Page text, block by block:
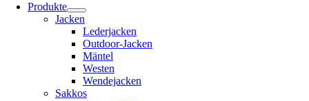
Produkte
Jacken
Lederjacken
Outdoor-Jacken
Mäntel
Westen
Wendejacken
Sakkos